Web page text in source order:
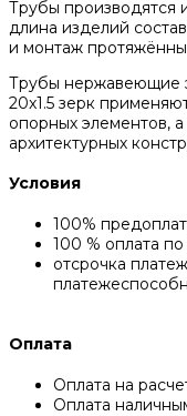
Трубы производятся
длина изделий
и монтаж
Трубы нержавеющие
20x1.5 зерк
опорных элементов,
архитектурных
Условия
100%
100 % оплата
отсрочка
Оплата
Оплата на
Оплата